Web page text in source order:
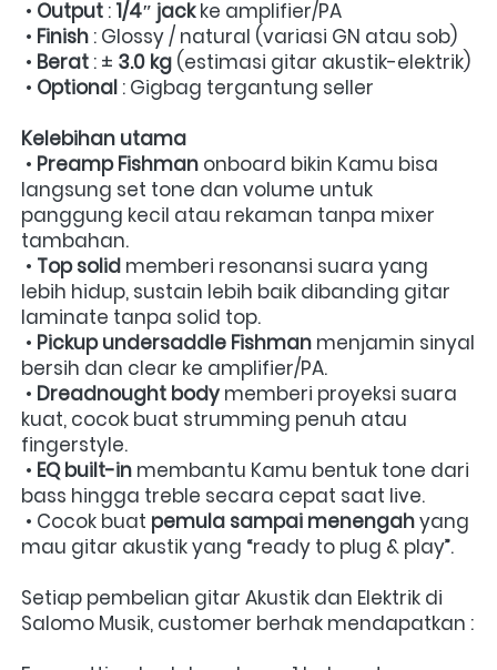
• Output : 1/4″ jack ke amplifier/PA
• Finish : Glossy / natural (variasi GN atau sob)
• Berat : ± 3.0 kg (estimasi gitar akustik-elektrik)
• Optional : Gigbag tergantung seller
Kelebihan utama
• Preamp Fishman onboard bikin Kamu bisa
langsung set tone dan volume untuk
panggung kecil atau rekaman tanpa mixer
tambahan.
• Top solid memberi resonansi suara yang
lebih hidup, sustain lebih baik dibanding gitar
laminate tanpa solid top.
• Pickup undersaddle Fishman menjamin sinyal
bersih dan clear ke amplifier/PA.
• Dreadnought body memberi proyeksi suara
kuat, cocok buat strumming penuh atau
fingerstyle.
• EQ built-in membantu Kamu bentuk tone dari
bass hingga treble secara cepat saat live.
• Cocok buat pemula sampai menengah yang
mau gitar akustik yang “ready to plug & play”.
Setiap pembelian gitar Akustik dan Elektrik di